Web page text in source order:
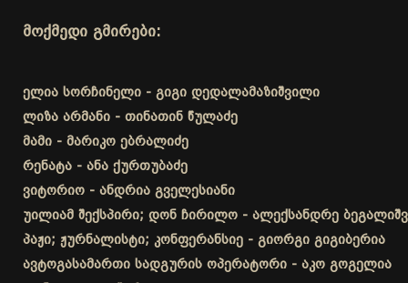
მოქმედი გმირები:
ელია სორჩინელი - გიგი დედალამაზიშვილი
ლიზა არმანი - თინათინ წულაძე
მამი - მარიკო ებრალიძე
რენატა - ანა ქურთუბაძე
ვიტორიო - ანდრია გველესიანი
უილიამ შექსპირი; დონ ჩირილო - ალექსანდრე
პაჟი; ჟურნალისტი; კონფერანსიე - გიორგი გიგიბერია
ავტოგასამართი სადგურის ოპერატორი - აკო გოგელია